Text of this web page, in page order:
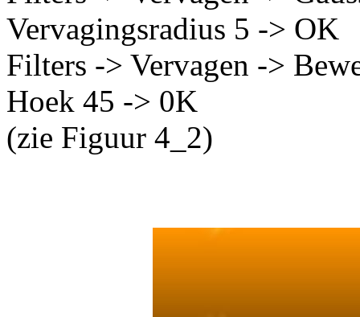
Vervagingsradius 5 -> OK
Filters -> Vervagen ->
Hoek 45 -> 0K
(zie Figuur 4_2)